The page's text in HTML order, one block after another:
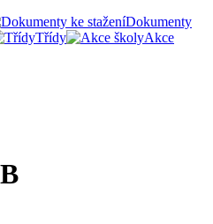
Dokumenty
Třídy
Akce